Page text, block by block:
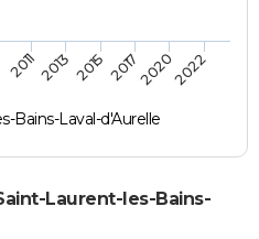
Bains-Laval-d'Aurelle
20112013 2015 201720202022
Laurent-les-Bains-